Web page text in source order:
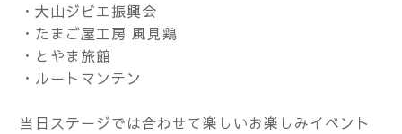
・大山ジビエ振興会
・たまご屋工房 風見鶏
・とやま旅館
・ルートマンテン
当日ステージでは合わせて楽しいお楽しみイベント